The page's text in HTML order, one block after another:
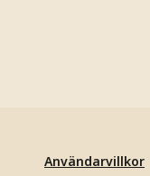
Användarvillkor